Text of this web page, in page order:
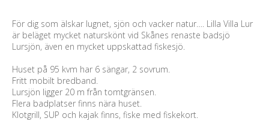
För dig som älskar lugnet, sjön och vacker natur…. Lilla Villa Lur
är beläget mycket naturskönt vid Skånes renaste badsjö
Lursjön, även en mycket uppskattad fiskesjö.
Huset på 95 kvm har 6 sängar, 2 sovrum.
Fritt mobilt bredband.
Lursjön ligger 20 m från tomtgränsen.
Flera badplatser finns nära huset.
Klotgrill, SUP och kajak finns, fiske med fiskekort.